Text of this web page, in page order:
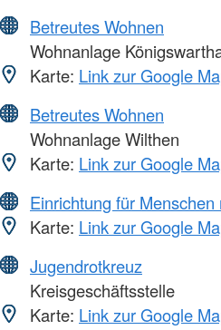
Betreutes Wohnen
Wohnanlage
Karte: Link zur Google
Betreutes Wohnen
Wohnanlage Wilthen
Karte: Link zur Google
Einrichtung für
Karte: Link zur Google
Jugendrotkreuz
Kreisgeschäftsstelle
Karte: Link zur Google